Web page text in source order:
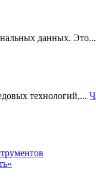
данных. Это...
технологий,...